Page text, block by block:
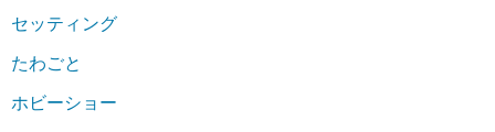
セッティング
たわごと
ホビーショー